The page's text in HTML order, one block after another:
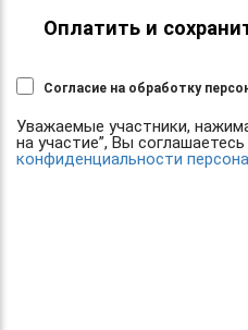
Оплатить и
Согласие на обработку
Уважаемые участники,
на участие”, Вы соглашаетесь
конфиденциальности